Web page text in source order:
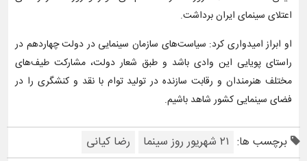
اعتلای سینمای ایران برداشت.
او ابراز امیدواری کرد: سیاست‌های سازمان سینمایی در دولت چهاردهم در
راستای پویایی این وادی باشد و طبق شعار دولت، مشارکت طیف‌های
مختلف هنرمندان و رقابت سازنده در تولید توام با نقد و کنشگری را در
فضای سینمایی کشور شاهد باشیم.
برچسب ها: ۲۱ شهریور روز سینما رضا کیانی